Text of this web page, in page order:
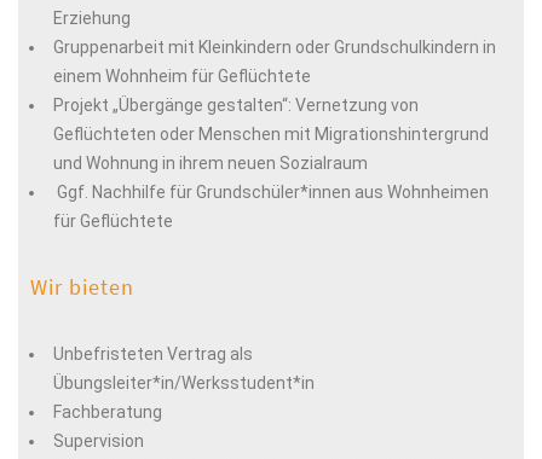
Erziehung
Gruppenarbeit mit Kleinkindern oder Grundschulkindern in
einem Wohnheim für Geflüchtete
Projekt „Übergänge gestalten“: Vernetzung von
Geflüchteten oder Menschen mit Migrationshintergrund
und Wohnung in ihrem neuen Sozialraum
Ggf. Nachhilfe für Grundschüler*innen aus Wohnheimen
für Geflüchtete
Wir bieten
Unbefristeten Vertrag als
Übungsleiter*in/Werksstudent*in
Fachberatung
Supervision